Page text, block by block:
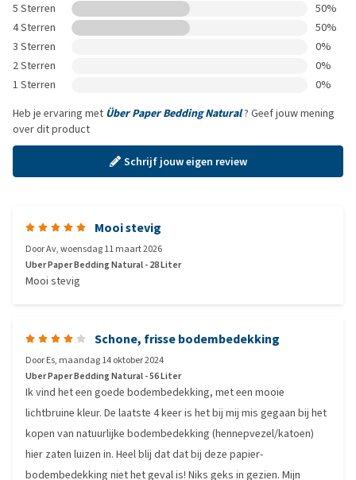
5 Sterren
50%
4 Sterren
50%
3 Sterren
0%
2 Sterren
0%
1 Sterren
0%
Heb je ervaring met Über Paper Bedding Natural? Geef jouw mening
over dit product
Schrijf jouw eigen review
Mooi stevig
DoorAv,woensdag 11 maart 2026
Uber Paper Bedding Natural - 28 Liter
Mooi stevig
Schone, frisse bodembedekking
DoorEs, maandag 14 oktober 2024
Uber Paper Bedding Natural - 56 Liter
Ik vind het een goede bodembedekking, met een mooie
lichtbruine kleur. De laatste 4 keer is het bij mij mis gegaan bij het
kopen van natuurlijke bodembedekking (hennepvezel/katoen)
hier zaten luizen in. Heel blij dat dat bij deze papier-
bodembedekking niet het geval is! Niks geks in gezien. Mijn